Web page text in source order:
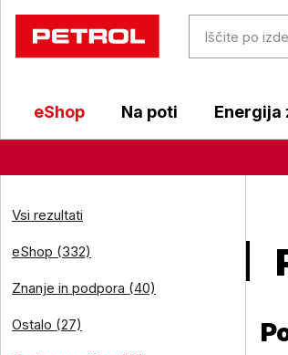
eShop Na poti Energija
Vsi rezultati
eShop (332)
Znanje in podpora (40)
Ostalo (27)